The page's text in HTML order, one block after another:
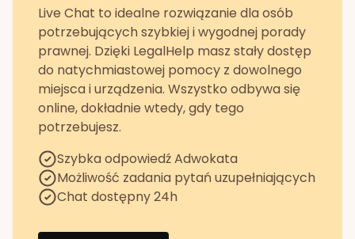
Live Chat to idealne rozwiązanie dla osób
potrzebujących szybkiej i wygodnej porady
prawnej. Dzięki LegalHelp masz stały dostęp
do natychmiastowej pomocy z dowolnego
miejsca i urządzenia. Wszystko odbywa się
online, dokładnie wtedy, gdy tego
potrzebujesz.
Szybka odpowiedź Adwokata
Możliwość zadania pytań uzupełniających
Chat dostępny 24h